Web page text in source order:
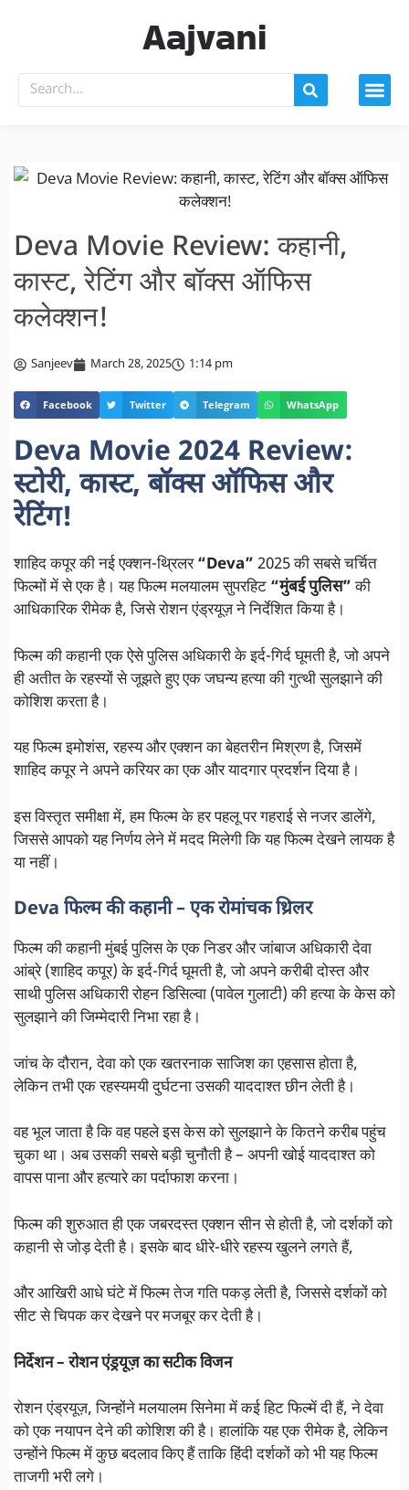
Aajvani
Deva Movie Review: कहानी,
कास्ट, रेटिंग और बॉक्स ऑफिस
कलेक्शन!
Sanjeev March 28, 2025 1:14 pm
Facebook Twitter Telegram WhatsApp
Deva Movie 2024 Review:
स्टोरी, कास्ट, बॉक्स ऑफिस और
रेटिंग!
शाहिद कपूर की नई एक्शन-थ्रिलर“Deva” 2025 की सबसे चर्चित
फिल्मों में से एक है। यह फिल्म मलयालम सुपरहिट “मुंबई पुलिस”की
आधिकारिक रीमेक है, जिसे रोशन एंड्रयूज़ ने निर्देशित किया है।
फिल्म की कहानी एक ऐसे पुलिस अधिकारी के इर्द-गिर्द घूमती है, जो अपने
ही अतीत के रहस्यों से जूझते हुए एक जघन्य हत्या की गुत्थी सुलझाने की
कोशिश करता है।
यह फिल्म इमोशंस, रहस्य और एक्शन का बेहतरीन मिश्रण है, जिसमें
शाहिद कपूर ने अपने करियर का एक और यादगार प्रदर्शन दिया है।
इस विस्तृत समीक्षा में, हम फिल्म के हर पहलू पर गहराई से नजर डालेंगे,
जिससे आपको यह निर्णय लेने में मदद मिलेगी कि यह फिल्म देखने लायक है
या नहीं।
Deva फिल्म की कहानी – एक रोमांचक थ्रिलर
फिल्म की कहानी मुंबई पुलिस के एक निडर और जांबाज अधिकारी देवा
आंब्रे (शाहिद कपूर) के इर्द-गिर्द घूमती है, जो अपने करीबी दोस्त और
साथी पुलिस अधिकारी रोहन डिसिल्वा (पावेल गुलाटी) की हत्या के केस को
सुलझाने की जिम्मेदारी निभा रहा है।
जांच के दौरान, देवा को एक खतरनाक साजिश का एहसास होता है,
लेकिन तभी एक रहस्यमयी दुर्घटना उसकी याददाश्त छीन लेती है।
वह भूल जाता है कि वह पहले इस केस को सुलझाने के कितने करीब पहुंच
चुका था। अब उसकी सबसे बड़ी चुनौती है – अपनी खोई याददाश्त को
वापस पाना और हत्यारे का पर्दाफाश करना।
फिल्म की शुरुआत ही एक जबरदस्त एक्शन सीन से होती है, जो दर्शकों को
कहानी से जोड़ देती है। इसके बाद धीरे-धीरे रहस्य खुलने लगते हैं,
और आखिरी आधे घंटे में फिल्म तेज गति पकड़ लेती है, जिससे दर्शकों को
सीट से चिपक कर देखने पर मजबूर कर देती है।
निर्देशन – रोशन एंड्रयूज़ का सटीक विजन
रोशन एंड्रयूज़, जिन्होंने मलयालम सिनेमा में कई हिट फिल्में दी हैं, ने देवा
को एक नयापन देने की कोशिश की है। हालांकि यह एक रीमेक है, लेकिन
उन्होंने फिल्म में कुछ बदलाव किए हैं ताकि हिंदी दर्शकों को भी यह फिल्म
ताजगी भरी लगे।